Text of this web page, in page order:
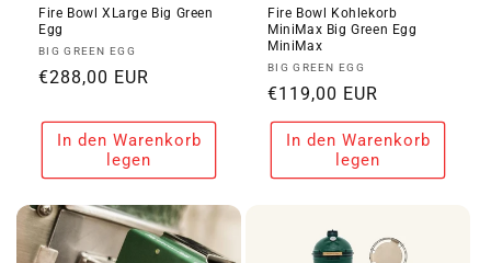
Fire Bowl XLarge Big Green
Egg
Anbieter:
BIG GREEN EGG
Normaler
€288,00 EUR
In den Warenkorb
legen
Fire Bowl Kohlekorb
MiniMax Big Green Egg
MiniMax
Anbieter:
BIG GREEN EGG
Normaler
Preis
€119,00 EUR
In den Warenkorb
legen